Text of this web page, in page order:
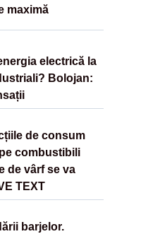
maximă
electrică la
Bolojan:
de consum
combustibili
de vârf se va
TEXT
barjelor.